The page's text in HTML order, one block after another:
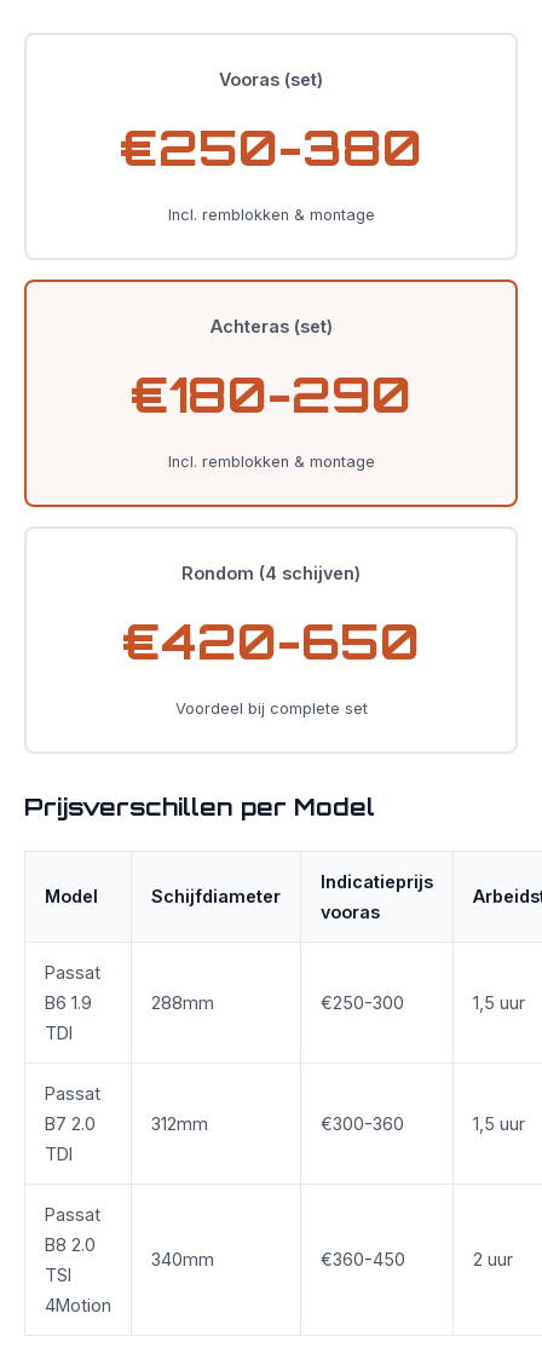
Vooras (set)
€250-380
Incl. remblokken & montage
Achteras (set)
€180-290
Incl. remblokken & montage
Rondom (4 schijven)
€420-650
Voordeel bij complete set
Prijsverschillen per Model
Model Schijfdiameter
Indicatieprijs
vooras
Passat
B6 1.9
TDI
288mm €250-300 1,5 uur
Passat
B7 2.0
TDI
312mm €300-360 1,5 uur
Passat
B8 2.0
TSI
4Motion
340mm €360-450 2 uur